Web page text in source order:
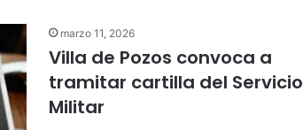
marzo 11, 2026
Villa de Pozos convoca a
tramitar cartilla del Servicio
Militar